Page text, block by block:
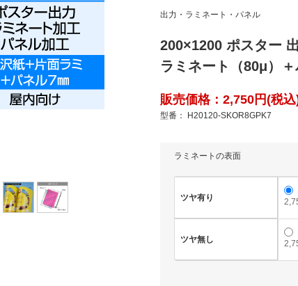
出力・ラミネート・パネル
200×1200 ポスター
ラミネート（80μ）＋
販売価格：2,750円(税込
型番： H20120-SKOR8GPK7
ラミネートの表面
ツヤ有り
ツヤ無し